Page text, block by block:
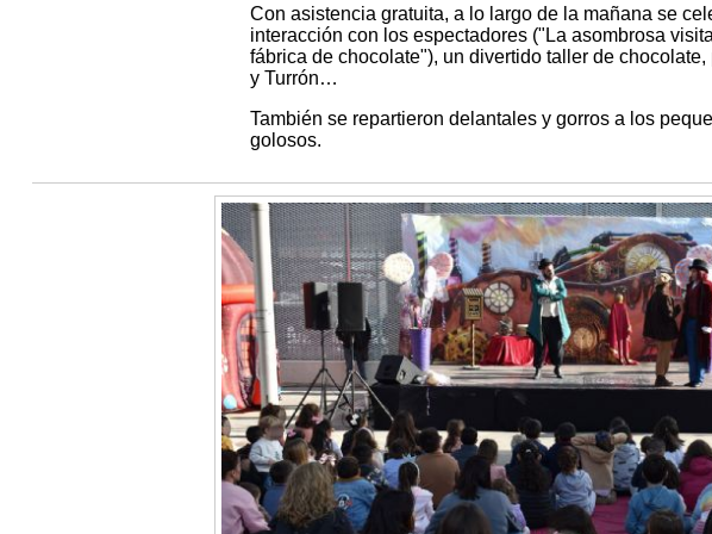
Con asistencia gratuita, a lo largo de la mañana se
interacción con los espectadores ("La asombrosa
fábrica de chocolate"), un divertido taller de
y Turrón…
También se repartieron delantales y gorros a los
golosos.